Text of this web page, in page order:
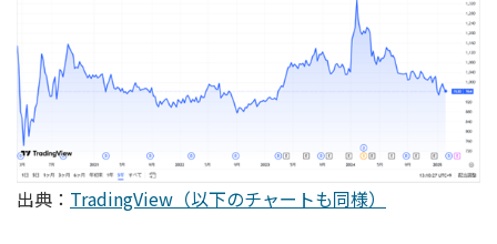
出典： TradingView（以下のチャートも同様）